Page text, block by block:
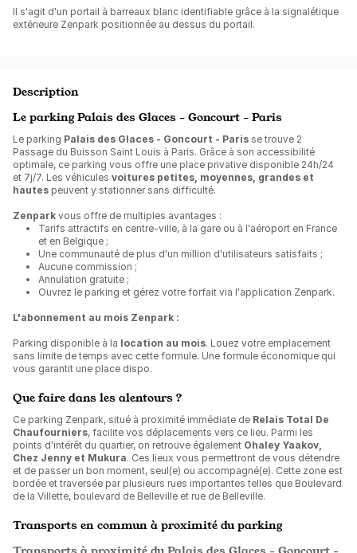
Il s'agit d'un portail à barreaux blanc identifiable grâce à la signalétique
extérieure Zenpark positionnée au dessus du portail.
Description
Le parking Palais des Glaces - Goncourt - Paris
Le parking Palais des Glaces - Goncourt - Paris se trouve 2
Passage du Buisson Saint Louis à Paris. Grâce à son accessibilité
optimale, ce parking vous offre une place privative disponible 24h/24
et 7j/7. Les véhicules voitures petites, moyennes, grandes et
hautes peuvent y stationner sans difficulté.
Zenpark vous offre de multiples avantages :
Tarifs attractifs en centre-ville, à la gare ou à l'aéroport en France
et en Belgique ;
Une communauté de plus d'un million d'utilisateurs satisfaits ;
Aucune commission ;
Annulation gratuite ;
Ouvrez le parking et gérez votre forfait via l'application Zenpark.
L'abonnement au mois Zenpark :
Parking disponible à la location au mois. Louez votre emplacement
sans limite de temps avec cette formule. Une formule économique qui
vous garantit une place dispo.
Que faire dans les alentours ?
Ce parking Zenpark, situé à proximité immédiate de Relais Total De
Chaufourniers, facilite vos déplacements vers ce lieu. Parmi les
points d'intérêt du quartier, on retrouve également Ohaley Yaakov,
Chez Jenny et Mukura. Ces lieux vous permettront de vous détendre
et de passer un bon moment, seul(e) ou accompagné(e). Cette zone est
bordée et traversée par plusieurs rues importantes telles que Boulevard
de la Villette, boulevard de Belleville et rue de Belleville.
Transports en commun à proximité du parking